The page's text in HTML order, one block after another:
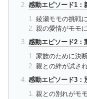
感動エピソード1：
綾瀬モモの挑戦
親の愛情がモモ
感動エピソード2：
家族のために決
親との絆が試さ
感動エピソード3：
親との別れがモ